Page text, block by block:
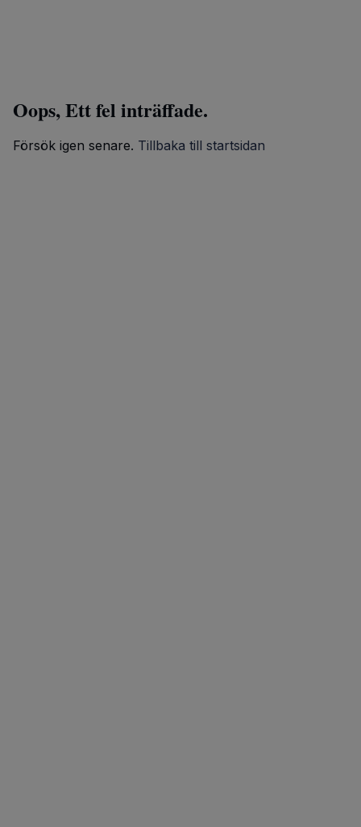
Oops, Ett fel inträffade.
Försök igen senare. Tillbaka till startsidan